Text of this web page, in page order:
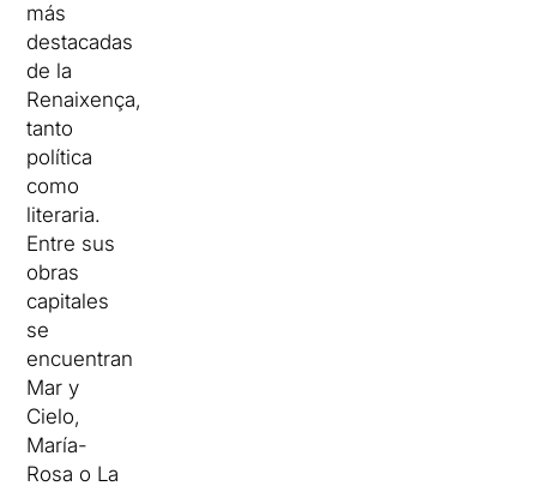
más
destacadas
de la
Renaixença,
tanto
política
como
literaria.
Entre sus
obras
capitales
se
encuentran
Mar y
Cielo,
María-
Rosa o La